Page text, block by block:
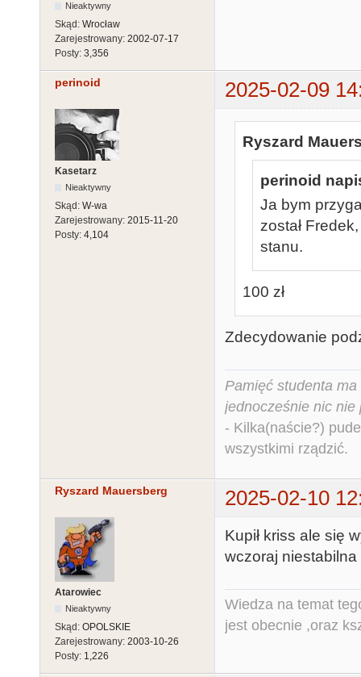
Nieaktywny
Skąd: Wrocław
Zarejestrowany: 2002-07-17
Posty: 3,356
perinoid 2025-02-09
Kasetarz
Nieaktywny
Skąd: W-wa
Zarejestrowany: 2015-11-20
Posty: 4,104
Ryszard
perinoid
Ja bym
został
stanu.
100 zł
Zdecydowanie
Pamięć studenta
jednocześnie nic nie
- Kilka(naście?)
wszystkimi rządzić.
Ryszard Mauersberg 2025-02-10
Atarowiec
Nieaktywny
Skąd: OPOLSKIE
Zarejestrowany: 2003-10-26
Posty: 1,226
Kupił kriss ale się
wczoraj niestabilna
Wiedza na temat
jest obecnie ,oraz